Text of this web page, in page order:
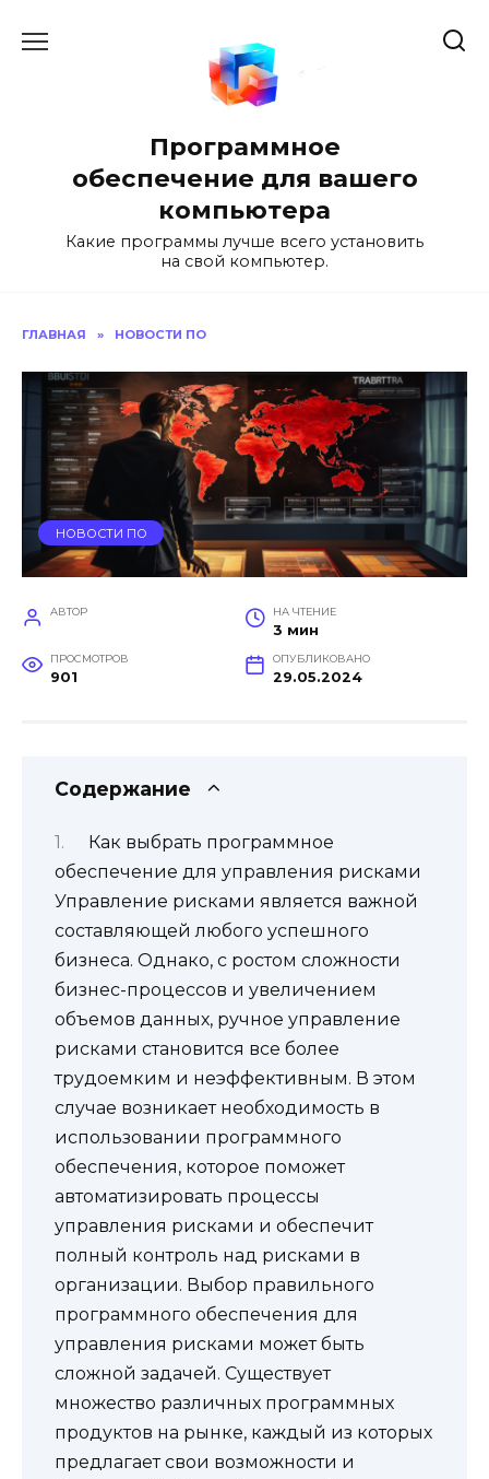
Программное
обеспечение для вашего
компьютера
Какие программы лучше всего установить
на свой компьютер.
ГЛАВНАЯ » НОВОСТИ ПО
НОВОСТИ ПО
АВТОР НА ЧТЕНИЕ
3 мин
ПРОСМОТРОВ
901
ОПУБЛИКОВАНО
29.05.2024
Содержание
Как выбрать программное
обеспечение для управления рисками
Управление рисками является важной
составляющей любого успешного
бизнеса. Однако, с ростом сложности
бизнес-процессов и увеличением
объемов данных, ручное управление
рисками становится все более
трудоемким и неэффективным. В этом
случае возникает необходимость в
использовании программного
обеспечения, которое поможет
автоматизировать процессы
управления рисками и обеспечит
полный контроль над рисками в
организации. Выбор правильного
программного обеспечения для
управления рисками может быть
сложной задачей. Существует
множество различных программных
продуктов на рынке, каждый из которых
предлагает свои возможности и